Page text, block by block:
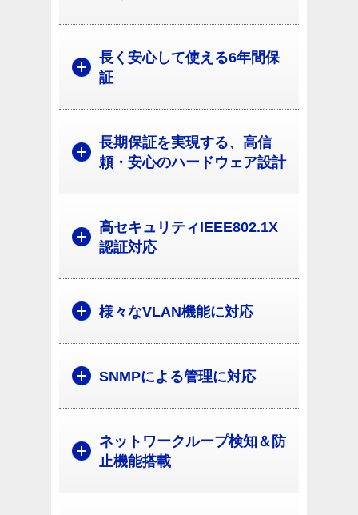
長く安心して使える6年間保
証
長期保証を実現する、高信
頼・安心のハードウェア設計
高セキュリティIEEE802.1X
認証対応
様々なVLAN機能に対応
SNMPによる管理に対応
ネットワークループ検知＆防
止機能搭載